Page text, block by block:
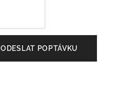
ODESLAT POPTÁVKU